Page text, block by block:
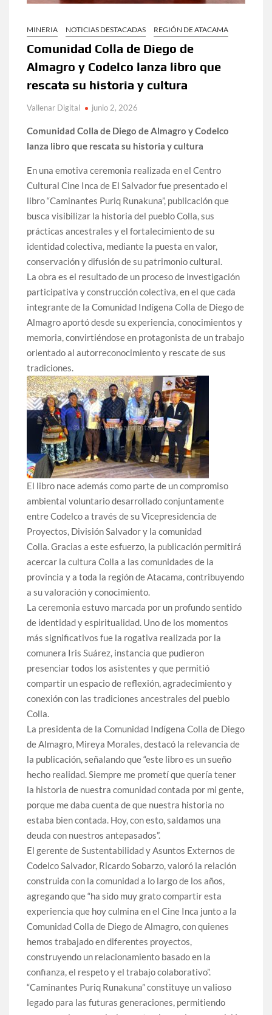
MINERIA NOTICIAS DESTACADAS REGIÓN DE ATACAMA
Comunidad Colla de Diego de
Almagro y Codelco lanza libro que
rescata su historia y cultura
Vallenar Digital junio 2, 2026
Comunidad Colla de Diego de Almagro y Codelco
lanza libro que rescata su historia y cultura
En una emotiva ceremonia realizada en el Centro
Cultural Cine Inca de El Salvador fue presentado el
libro “Caminantes Puriq Runakuna”, publicación que
busca visibilizar la historia del pueblo Colla, sus
prácticas ancestrales y el fortalecimiento de su
identidad colectiva, mediante la puesta en valor,
conservación y difusión de su patrimonio cultural.
La obra es el resultado de un proceso de investigación
participativa y construcción colectiva, en el que cada
integrante de la Comunidad Indígena Colla de Diego de
Almagro aportó desde su experiencia, conocimientos y
memoria, convirtiéndose en protagonista de un trabajo
orientado al autorreconocimiento y rescate de sus
tradiciones.
El libro nace además como parte de un compromiso
ambiental voluntario desarrollado conjuntamente
entre Codelco a través de su Vicepresidencia de
Proyectos, División Salvador y la comunidad
Colla. Gracias a este esfuerzo, la publicación permitirá
acercar la cultura Colla a las comunidades de la
provincia y a toda la región de Atacama, contribuyendo
a su valoración y conocimiento.
La ceremonia estuvo marcada por un profundo sentido
de identidad y espiritualidad. Uno de los momentos
más significativos fue la rogativa realizada por la
comunera Iris Suárez, instancia que pudieron
presenciar todos los asistentes y que permitió
compartir un espacio de reflexión, agradecimiento y
conexión con las tradiciones ancestrales del pueblo
Colla.
La presidenta de la Comunidad Indígena Colla de Diego
de Almagro, Mireya Morales, destacó la relevancia de
la publicación, señalando que “este libro es un sueño
hecho realidad. Siempre me prometí que quería tener
la historia de nuestra comunidad contada por mi gente,
porque me daba cuenta de que nuestra historia no
estaba bien contada. Hoy, con esto, saldamos una
deuda con nuestros antepasados”.
El gerente de Sustentabilidad y Asuntos Externos de
Codelco Salvador, Ricardo Sobarzo, valoró la relación
construida con la comunidad a lo largo de los años,
agregando que “ha sido muy grato compartir esta
experiencia que hoy culmina en el Cine Inca junto a la
Comunidad Colla de Diego de Almagro, con quienes
hemos trabajado en diferentes proyectos,
construyendo un relacionamiento basado en la
confianza, el respeto y el trabajo colaborativo”.
“Caminantes Puriq Runakuna” constituye un valioso
legado para las futuras generaciones, permitiendo